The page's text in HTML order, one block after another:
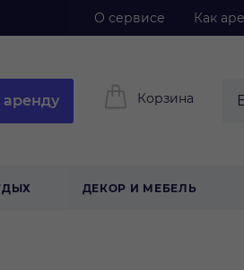
О сервисе Как
аренду Корзина
ДЕКОР И МЕБЕЛЬ